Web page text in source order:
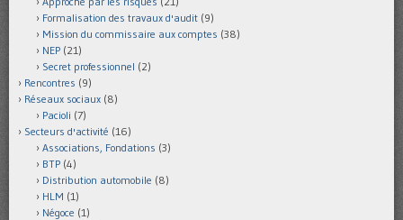
Formalisation des travaux d'audit (9)
Mission du commissaire aux comptes (38)
NEP (21)
Secret professionnel (2)
Rencontres (9)
Réseaux sociaux (8)
Pacioli (7)
Secteurs d'activité (16)
Associations, Fondations (3)
BTP (4)
Distribution automobile (8)
HLM (1)
Négoce (1)